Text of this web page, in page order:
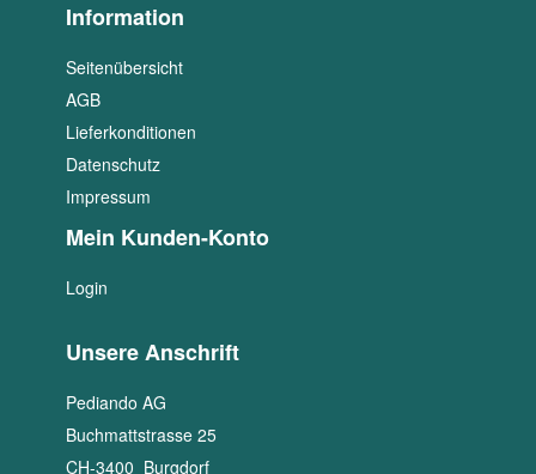
Information
Seitenübersicht
AGB
Lieferkonditionen
Datenschutz
Impressum
Mein Kunden-Konto
Login
Unsere Anschrift
Pediando AG
Buchmattstrasse 25
CH-3400 Burgdorf